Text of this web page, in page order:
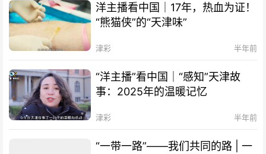
洋主播看中国｜17年，热血为证！
“熊猫侠”的“天津味”
津彩 半年前
“洋主播”看中国｜“感知”天津故
事：2025年的温暖记忆
津彩 半年前
“一带一路”——我们共同的路 | 一